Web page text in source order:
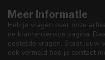
Meer informatie
Heb je vragen over onze
de klantenservice pagina.
gestelde vragen. Staat jouw
ook vermeld hoe je contact